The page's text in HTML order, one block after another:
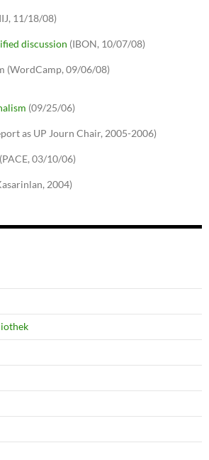
11/18/08)
discussion (IBON, 10/07/08)
(WordCamp, 09/06/08)
(09/25/06)
as UP Journ Chair, 2005-2006)
(PACE, 03/10/06)
2004)